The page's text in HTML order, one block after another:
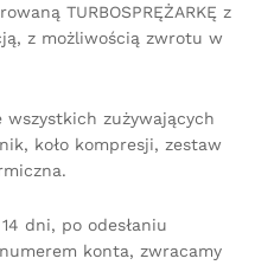
TURBOSPRĘŻARKĘ z
z możliwością zwrotu w
wszystkich zużywających
koło kompresji, zestaw
dni, po odesłaniu
konta, zwracamy